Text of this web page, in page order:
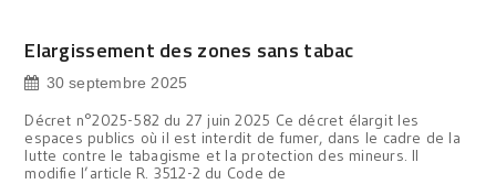
Elargissement des zones sans tabac
30 septembre 2025
Décret n°2025-582 du 27 juin 2025 Ce décret élargit les
espaces publics où il est interdit de fumer, dans le cadre de la
lutte contre le tabagisme et la protection des mineurs. Il
modifie l’article R. 3512-2 du Code de